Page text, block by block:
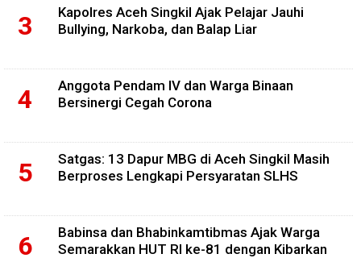
Kapolres Aceh Singkil Ajak Pelajar Jauhi
Bullying, Narkoba, dan Balap Liar
Anggota Pendam IV dan Warga Binaan
Bersinergi Cegah Corona
Satgas: 13 Dapur MBG di Aceh Singkil Masih
Berproses Lengkapi Persyaratan SLHS
Babinsa dan Bhabinkamtibmas Ajak Warga
Semarakkan HUT RI ke-81 dengan Kibarkan